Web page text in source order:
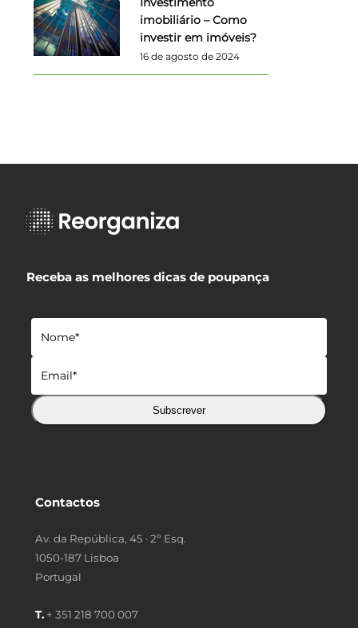
imobiliário – Como
investir em imóveis?
16 de agosto de 2024
Receba as melhores dicas de poupança
Subscrever
Contactos
Av. da República, 45 · 2º Esq.
1050-187 Lisboa
Portugal
T. + 351 218 700 007